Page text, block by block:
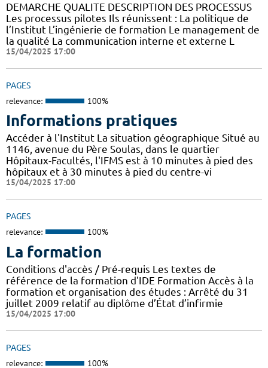
DEMARCHE QUALITE DESCRIPTION DES PROCESSUS
Les processus pilotes Ils réunissent : La politique de
l’Institut L’ingénierie de formation Le management de
la qualité La communication interne et externe L
15/04/2025 17:00
PAGES
relevance: 100%
Informations pratiques
Accéder à l'Institut La situation géographique Situé au
1146, avenue du Père Soulas, dans le quartier
Hôpitaux-Facultés, l'IFMS est à 10 minutes à pied des
hôpitaux et à 30 minutes à pied du centre-vi
15/04/2025 17:00
PAGES
relevance: 100%
La formation
Conditions d'accès / Pré-requis Les textes de
référence de la formation d'IDE Formation Accès à la
formation et organisation des études : Arrêté du 31
juillet 2009 relatif au diplôme d’État d’infirmie
15/04/2025 17:00
PAGES
relevance: 100%